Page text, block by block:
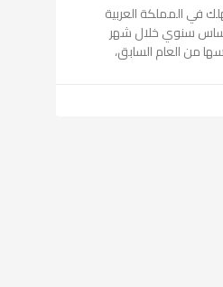
في المملكة العربية
بنسبة 2.2% على أساس سنوي خلال شهر
من العام السابق،